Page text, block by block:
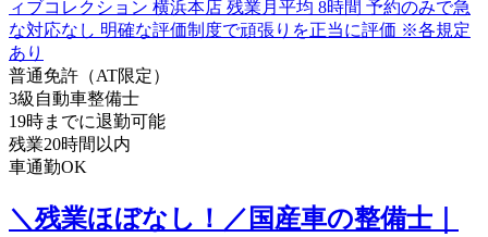
普通免許（AT限定）
3級自動車整備士
19時までに退勤可能
残業20時間以内
車通勤OK
＼残業ほぼなし！／国産車の整備士｜